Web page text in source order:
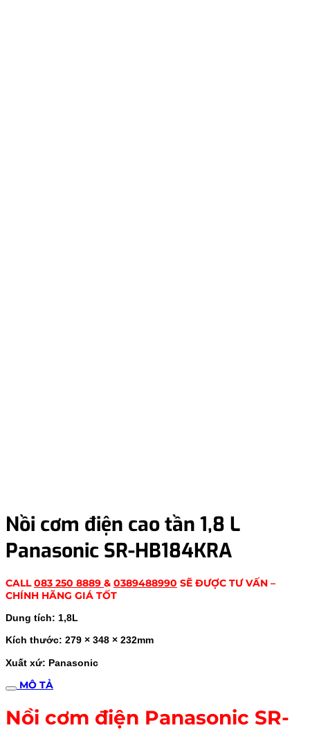
Nồi cơm điện cao tần 1,8 L
Panasonic SR-HB184KRA
CALL083 250 8889 & 0389488990 SẼ ĐƯỢC TƯ VẤN –
CHÍNH HÃNG GIÁ TỐT
Dung tích: 1,8L
Kích thước: 279 × 348 × 232mm
Xuất xứ: Panasonic
MÔ TẢ
Nồi cơm điện Panasonic SR-